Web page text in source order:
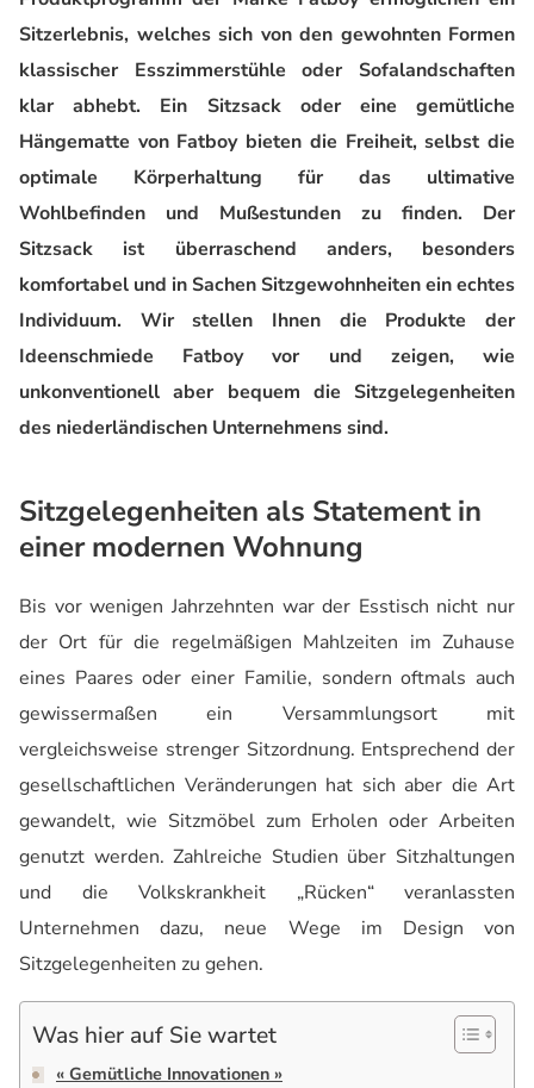
Sitzerlebnis, welches sich von den gewohnten Formen
klassischer Esszimmerstühle oder Sofalandschaften
klar abhebt. Ein Sitzsack oder eine gemütliche
Hängematte von Fatboy bieten die Freiheit, selbst die
optimale Körperhaltung für das ultimative
Wohlbefinden und Mußestunden zu finden. Der
Sitzsack ist überraschend anders, besonders
komfortabel und in Sachen Sitzgewohnheiten ein echtes
Individuum. Wir stellen Ihnen die Produkte der
Ideenschmiede Fatboy vor und zeigen, wie
unkonventionell aber bequem die Sitzgelegenheiten
des niederländischen Unternehmens sind.
Sitzgelegenheiten als Statement in
einer modernen Wohnung
Bis vor wenigen Jahrzehnten war der Esstisch nicht nur
der Ort für die regelmäßigen Mahlzeiten im Zuhause
eines Paares oder einer Familie, sondern oftmals auch
gewissermaßen ein Versammlungsort mit
vergleichsweise strenger Sitzordnung. Entsprechend der
gesellschaftlichen Veränderungen hat sich aber die Art
gewandelt, wie Sitzmöbel zum Erholen oder Arbeiten
genutzt werden. Zahlreiche Studien über Sitzhaltungen
und die Volkskrankheit „Rücken“ veranlassten
Unternehmen dazu, neue Wege im Design von
Sitzgelegenheiten zu gehen.
Was hier auf Sie wartet
« Gemütliche Innovationen »